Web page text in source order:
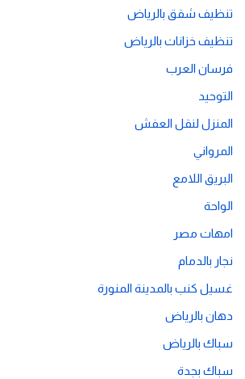
تنظيف شقق بالرياض
تنظيف خزانات بالرياض
فرسان العرب
التوحيد
المنزل لنقل العفش
المرواني
البريق اللامع
الواحة
امهات مصر
نجار بالدمام
غسيل كنب بالمدينة المنورة
دهان بالرياض
سباك بالرياض
سباك بجدة